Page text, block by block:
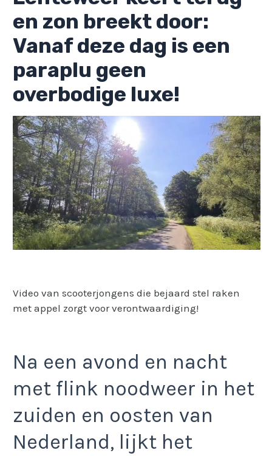
en zon breekt door:
Vanaf deze dag is een
paraplu geen
overbodige luxe!
Video van scooterjongens die bejaard stel raken
met appel zorgt voor verontwaardiging!
Na een avond en nacht
met flink noodweer in het
zuiden en oosten van
Nederland, lijkt het